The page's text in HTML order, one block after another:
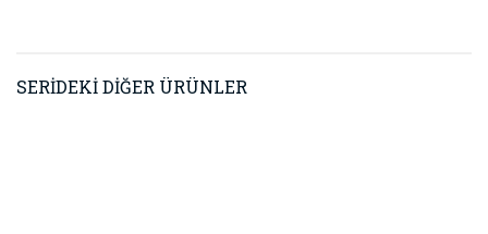
SERİDEKİ DİĞER ÜRÜNLER